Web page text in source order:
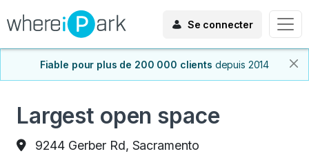
Se connecter
Fiable pour plus de 200 000 clients depuis 2014
Largest open space
9244 Gerber Rd, Sacramento